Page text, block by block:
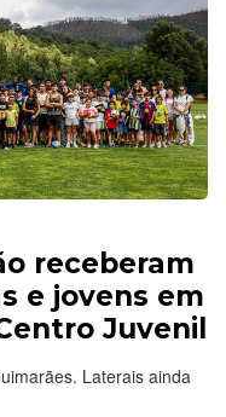
receberam
e jovens em
Juvenil
Laterais ainda